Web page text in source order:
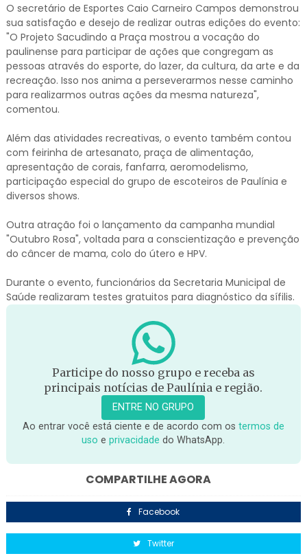
O secretário de Esportes Caio Carneiro Campos demonstrou
sua satisfação e desejo de realizar outras edições do evento:
"O Projeto Sacudindo a Praça mostrou a vocação do
paulinense para participar de ações que congregam as
pessoas através do esporte, do lazer, da cultura, da arte e da
recreação. Isso nos anima a perseverarmos nesse caminho
para realizarmos outras ações da mesma natureza",
comentou.
Além das atividades recreativas, o evento também contou
com feirinha de artesanato, praça de alimentação,
apresentação de corais, fanfarra, aeromodelismo,
participação especial do grupo de escoteiros de Paulínia e
diversos shows.
Outra atração foi o lançamento da campanha mundial
"Outubro Rosa", voltada para a conscientização e prevenção
do câncer de mama, colo do útero e HPV.
Durante o evento, funcionários da Secretaria Municipal de
Saúde realizaram testes gratuitos para diagnóstico da sífilis.
Participe do nosso grupo e receba as
principais notícias de Paulínia e região.
ENTRE NO GRUPO
Ao entrar você está ciente e de acordo com os termos de
uso eprivacidade do WhatsApp.
COMPARTILHE AGORA
Facebook
Twitter